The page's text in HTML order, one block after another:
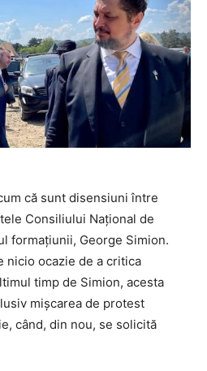
că sunt disensiuni între
Consiliului Național de
formațiunii, George Simion.
nicio ocazie de a critica
timp de Simion, acesta
mișcarea de protest
când, din nou, se solicită